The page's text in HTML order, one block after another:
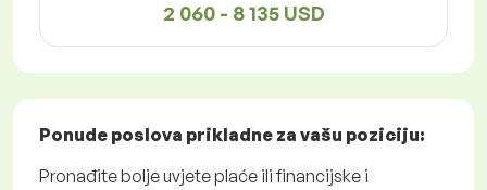
2 060 - 8 135 USD
Ponude poslova prikladne za vašu poziciju:
Pronađite bolje uvjete plaće ili financijske i